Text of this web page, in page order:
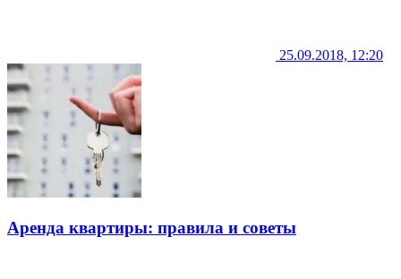
25.09.2018, 12:20
Аренда квартиры: правила и советы